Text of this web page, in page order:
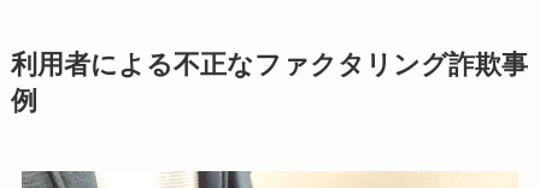
利用者による不正なファクタリング詐欺事
例